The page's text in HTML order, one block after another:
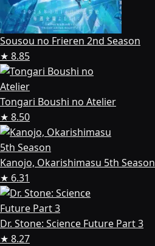
Sousou no Frieren 2nd Season
★ 8.85
Tongari Boushi no Atelier
★ 8.50
Kanojo, Okarishimasu 5th Season
★ 6.31
Dr. Stone: Science Future Part 3
★ 8.27